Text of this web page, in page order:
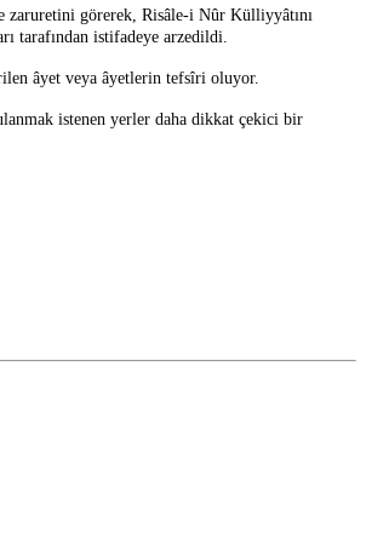
zaruretini görerek, Risâle-i Nûr Külliyyâtını
tarafından istifadeye arzedildi.
âyet veya âyetlerin tefsîri oluyor.
istenen yerler daha dikkat çekici bir